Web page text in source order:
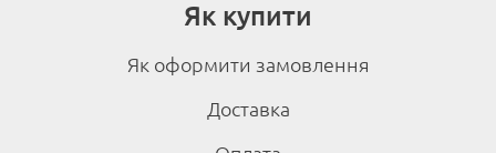
Як купити
Як оформити замовлення
Доставка